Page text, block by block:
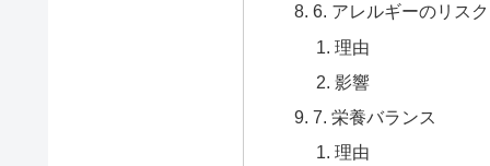
6. アレルギーのリスク
理由
影響
7. 栄養バランス
理由